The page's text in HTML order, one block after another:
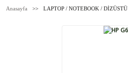
Anasayfa LAPTOP / NOTEBOOK / DİZÜSTÜ